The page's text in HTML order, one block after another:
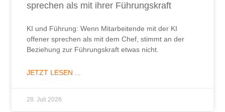
sprechen als mit ihrer Führungskraft
KI und Führung: Wenn Mitarbeitende mit der KI
offener sprechen als mit dem Chef, stimmt an der
Beziehung zur Führungskraft etwas nicht.
JETZT LESEN ...
28. Juli 2026